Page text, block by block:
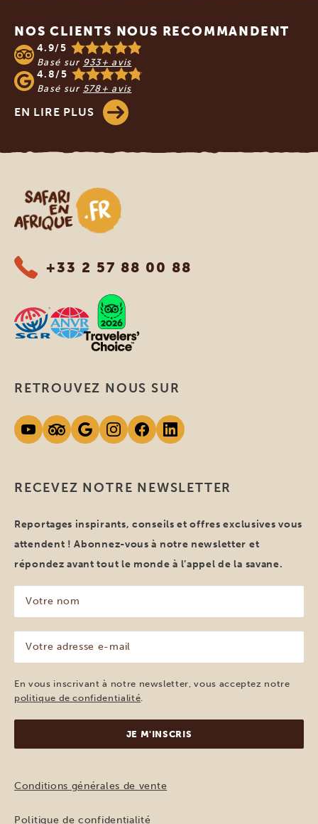
NOS CLIENTS NOUS RECOMMANDENT
4.9/5
Basé sur 933+ avis
4.8/5
Basé sur 578+ avis
EN LIRE PLUS
Safari en Afrique
+33 2 57 88 00 88
RECEVEZ NOTRE NEWSLETTER
Reportages inspirants, conseils et offres exclusives vous
attendent ! Abonnez-vous à notre newsletter et
répondez avant tout le monde à l’appel de la savane.
nom
(Nécessaire)
adresse
e-
mail
(Nécessaire)
En vous inscrivant à notre newsletter, vous acceptez notre
politique de confidentialité.
RETROUVEZ NOUS SUR
Conditions générales de vente
Politique de confidentialité